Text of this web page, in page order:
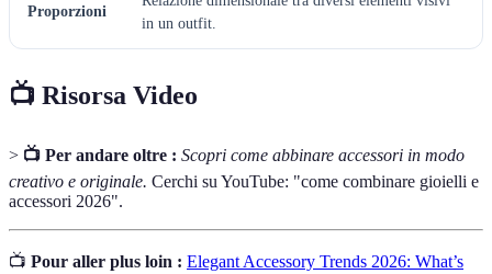
Proporzioni
in un outfit.
📺 Risorsa Video
> 📺 Per andare oltre : Scopri come abbinare accessori in modo
creativo e originale. Cerchi su YouTube: "come combinare gioielli e
accessori 2026".
📺 Pour aller plus loin : Elegant Accessory Trends 2026: What’s